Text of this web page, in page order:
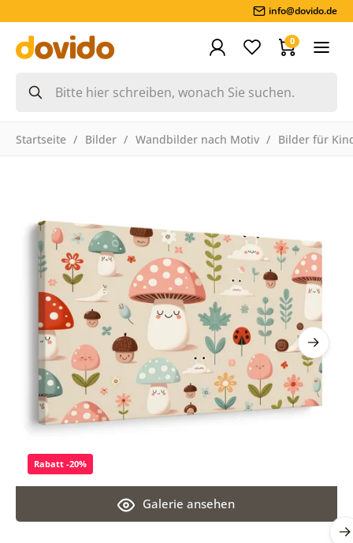
info@dovido.de
0
Startseite Bilder Wandbilder nach Motiv Bilder für
Galerie ansehen
Rabatt -20%